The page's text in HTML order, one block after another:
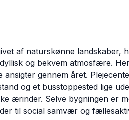
af naturskønne landskaber,
og bekvem atmosfære.
ansigter gennem året.
og et busstoppested lige
ærinder. Selve bygningen er
til social samvær og